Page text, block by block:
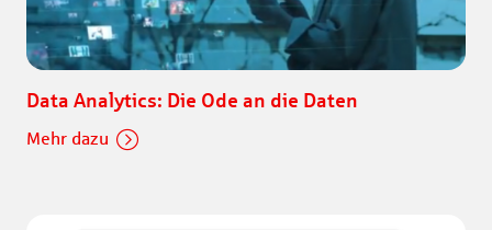
Data Analytics: Die Ode an die Daten
Mehr dazu